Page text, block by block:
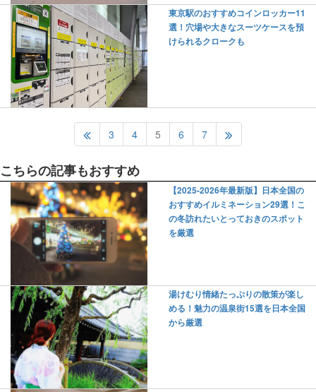
東京駅のおすすめコインロッカー11
選！穴場や大きなスーツケースを預
けられるクロークも
3 4 5 6 7
こちらの記事もおすすめ
【2025-2026年最新版】日本全国の
おすすめイルミネーション29選！こ
の冬訪れたいとっておきのスポット
を厳選
湯けむり情緒たっぷりの散策が楽し
める！魅力の温泉街15選を日本全国
から厳選